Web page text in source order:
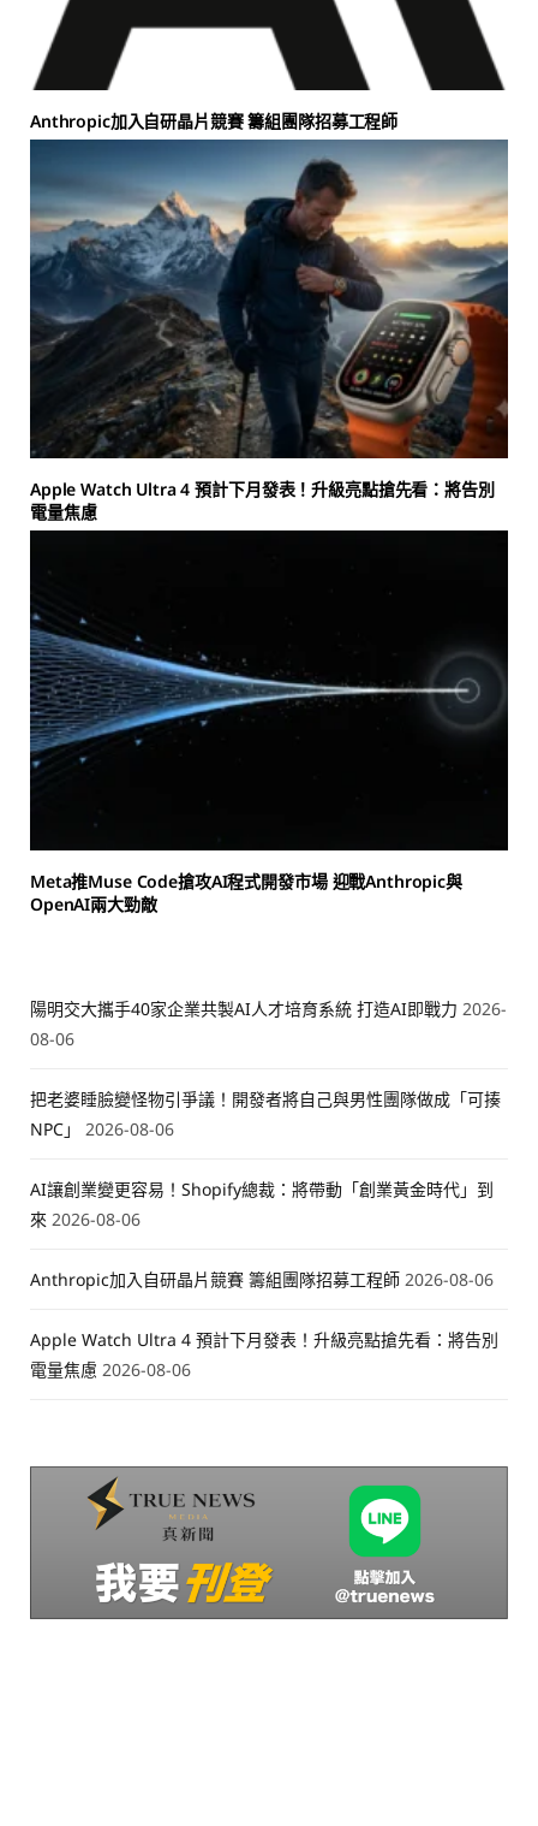
Anthropic加入自研晶片競賽 籌組團隊招募工程師
Apple Watch Ultra 4 預計下月發表！升級亮點搶先看：將告別
電量焦慮
Meta推Muse Code搶攻AI程式開發市場 迎戰Anthropic與
OpenAI兩大勁敵
陽明交大攜手40家企業共製AI人才培育系統 打造AI即戰力 2026-
08-06
把老婆睡臉變怪物引爭議！開發者將自己與男性團隊做成「可揍
NPC」
2026-08-06
AI讓創業變更容易！Shopify總裁：將帶動「創業黃金時代」到
來 2026-08-06
Anthropic加入自研晶片競賽 籌組團隊招募工程師 2026-08-06
Apple Watch Ultra 4 預計下月發表！升級亮點搶先看：將告別
電量焦慮 2026-08-06